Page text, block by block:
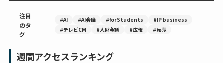
注目
のタ
グ
｜ #AI #AI会議 #forStudents
#IP business
#テレビCM
#人財会議 #広報 #転売
週間アクセスランキング